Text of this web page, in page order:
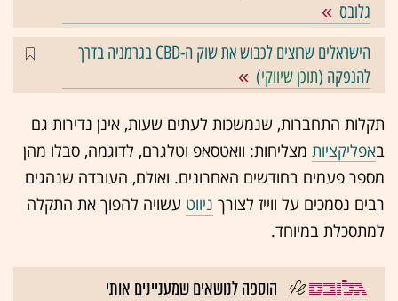
גלובס
הישראלים שרוצים לכבוש את שוק ה-CBD בגרמניה בדרך
להנפקה (תוכן שיווקי)
תקלות התחברות, שנמשכות לעתים שעות, אינן נדירות גם
באפליקציות מצליחות: וואטסאפ וטלגרם, לדוגמה, סבלו מהן
מספר פעמים בחודשים האחרונים. ואולם, העובדה שנהגים
רבים נסמכים על ווייז לצורך ניווט עשויה להפוך את התקלה
למתסכלת במיוחד.
הוספה לנושאים שמעניינים אותי